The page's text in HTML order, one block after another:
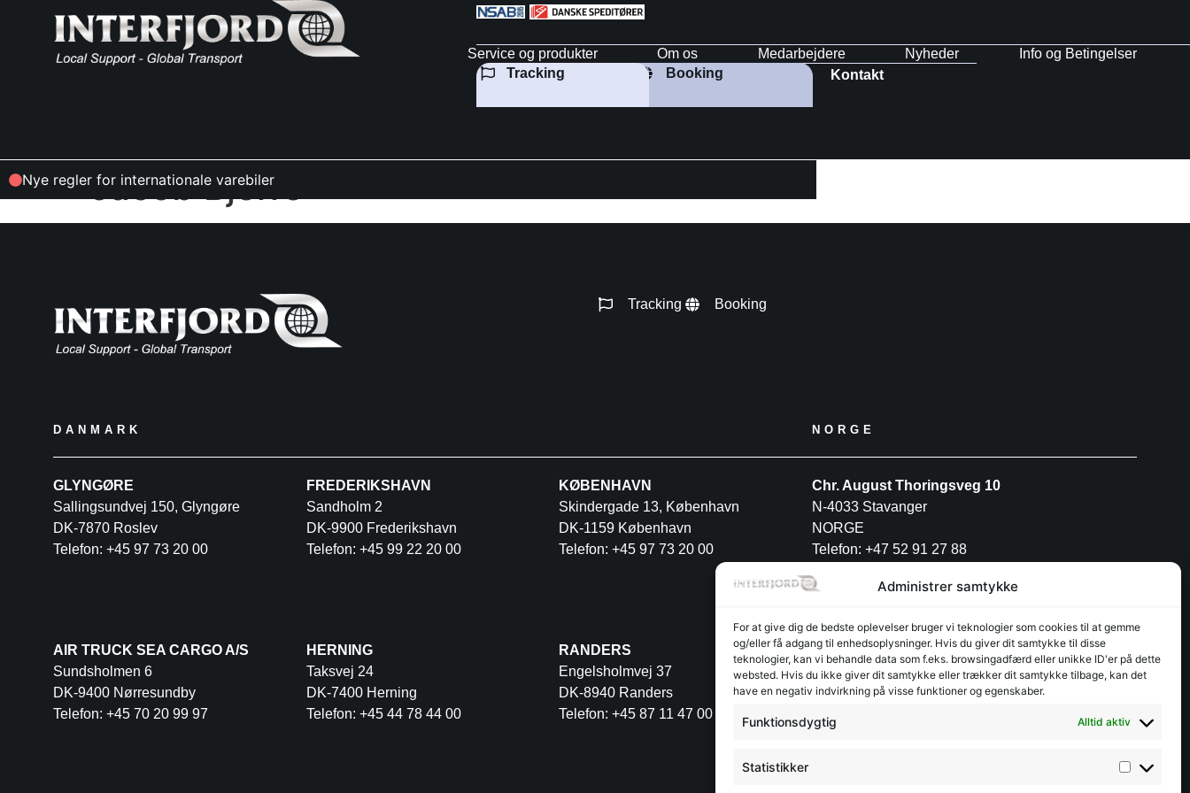
Administrer samtykke
For at give dig de bedste oplevelser bruger vi teknologier som cookies til at gemme
og/eller få adgang til enhedsoplysninger. Hvis du giver dit samtykke til disse
teknologier, kan vi behandle data som f.eks. browsingadfærd eller unikke ID'er på dette
websted. Hvis du ikke giver dit samtykke eller trækker dit samtykke tilbage, kan det
have en negativ indvirkning på visse funktioner og egenskaber.
Funktionsdygtig Alltid aktiv
Statistikker
Service og produkter Om os Medarbejdere Nyheder
Info og Betingelser
Tracking
Booking Kontakt
Nye regler for internationale varebiler
Jacob Bjerre
Tracking Booking
DANMARK
GLYNGØRE
Sallingsundvej 150, Glyngøre
DK-7870 Roslev
Telefon: +45 97 73 20 00
FREDERIKSHAVN
Sandholm 2
DK-9900 Frederikshavn
Telefon: +45 99 22 20 00
KØBENHAVN
Skindergade 13, København
DK-1159 København
Telefon: +45 97 73 20 00
AIR TRUCK SEA CARGO A/S
Sundsholmen 6
DK-9400 Nørresundby
Telefon: +45 70 20 99 97
HERNING
Taksvej 24
DK-7400 Herning
Telefon: +45 44 78 44 00
RANDERS
Engelsholmvej 37
DK-8940 Randers
Telefon: +45 87 11 47 00
NORGE
Chr. August Thoringsveg 10
N-4033 Stavanger
NORGE
Telefon: +47 52 91 27 88
INTERFJORD POLAND S.A
Przemysłowa 12
PL-30-701 Kraków
Telefon: +48 12 3462944